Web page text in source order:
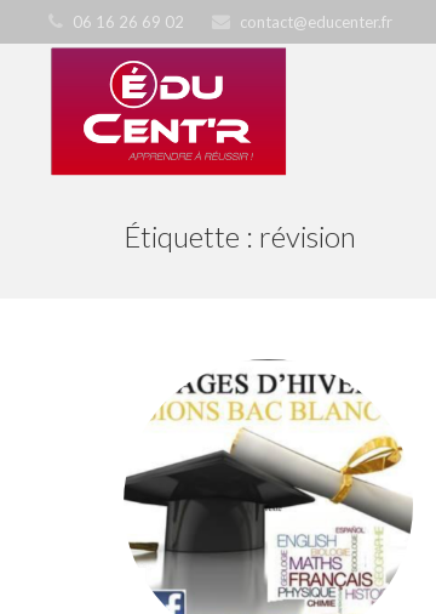
06 16 26 69 02 contact@educenter.fr
Étiquette : révision